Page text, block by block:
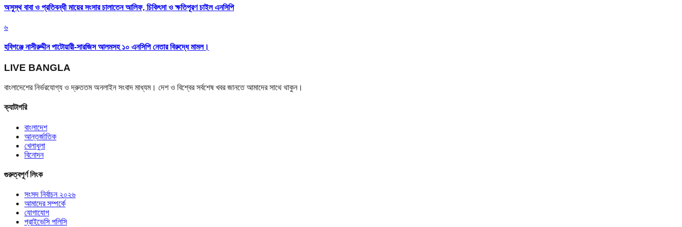
অসুস্থ বাবা ও প্রতিবন্ধী মায়ের সংসার চালাতেন আলিফ, চিকিৎসা ও ক্ষতিপূরণ চাইল এনসিপি
৬
হবিগঞ্জে নাসীরুদ্দীন পাটোয়ারী-সারজিস আলমসহ ১০ এনসিপি নেতার বিরুদ্ধে মামল।
LIVE BANGLA
বাংলাদেশের নির্ভরযোগ্য ও দ্রুততম অনলাইন সংবাদ মাধ্যম। দেশ ও বিশ্বের সর্বশেষ খবর জানতে আমাদের সাথে থাকুন।
ক্যাটাগরি
বাংলাদেশ
আন্তর্জাতিক
খেলাধুলা
বিনোদন
গুরুত্বপূর্ণ লিংক
সংসদ নির্বাচন ২০২৬
আমাদের সম্পর্কে
যোগাযোগ
প্রাইভেসি পলিসি